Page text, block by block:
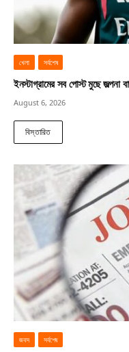
খেলা সর্বশেষ
ইনস্টাগ্রামের সব পোস্ট মুছে জল্পনা
August 6, 2026
বিস্তারিত
জবস সর্বশেষ